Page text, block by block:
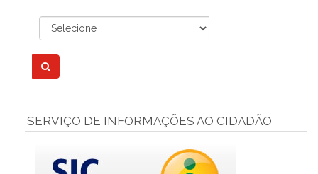
SERVIÇO DE INFORMAÇÕES AO CIDADÃO